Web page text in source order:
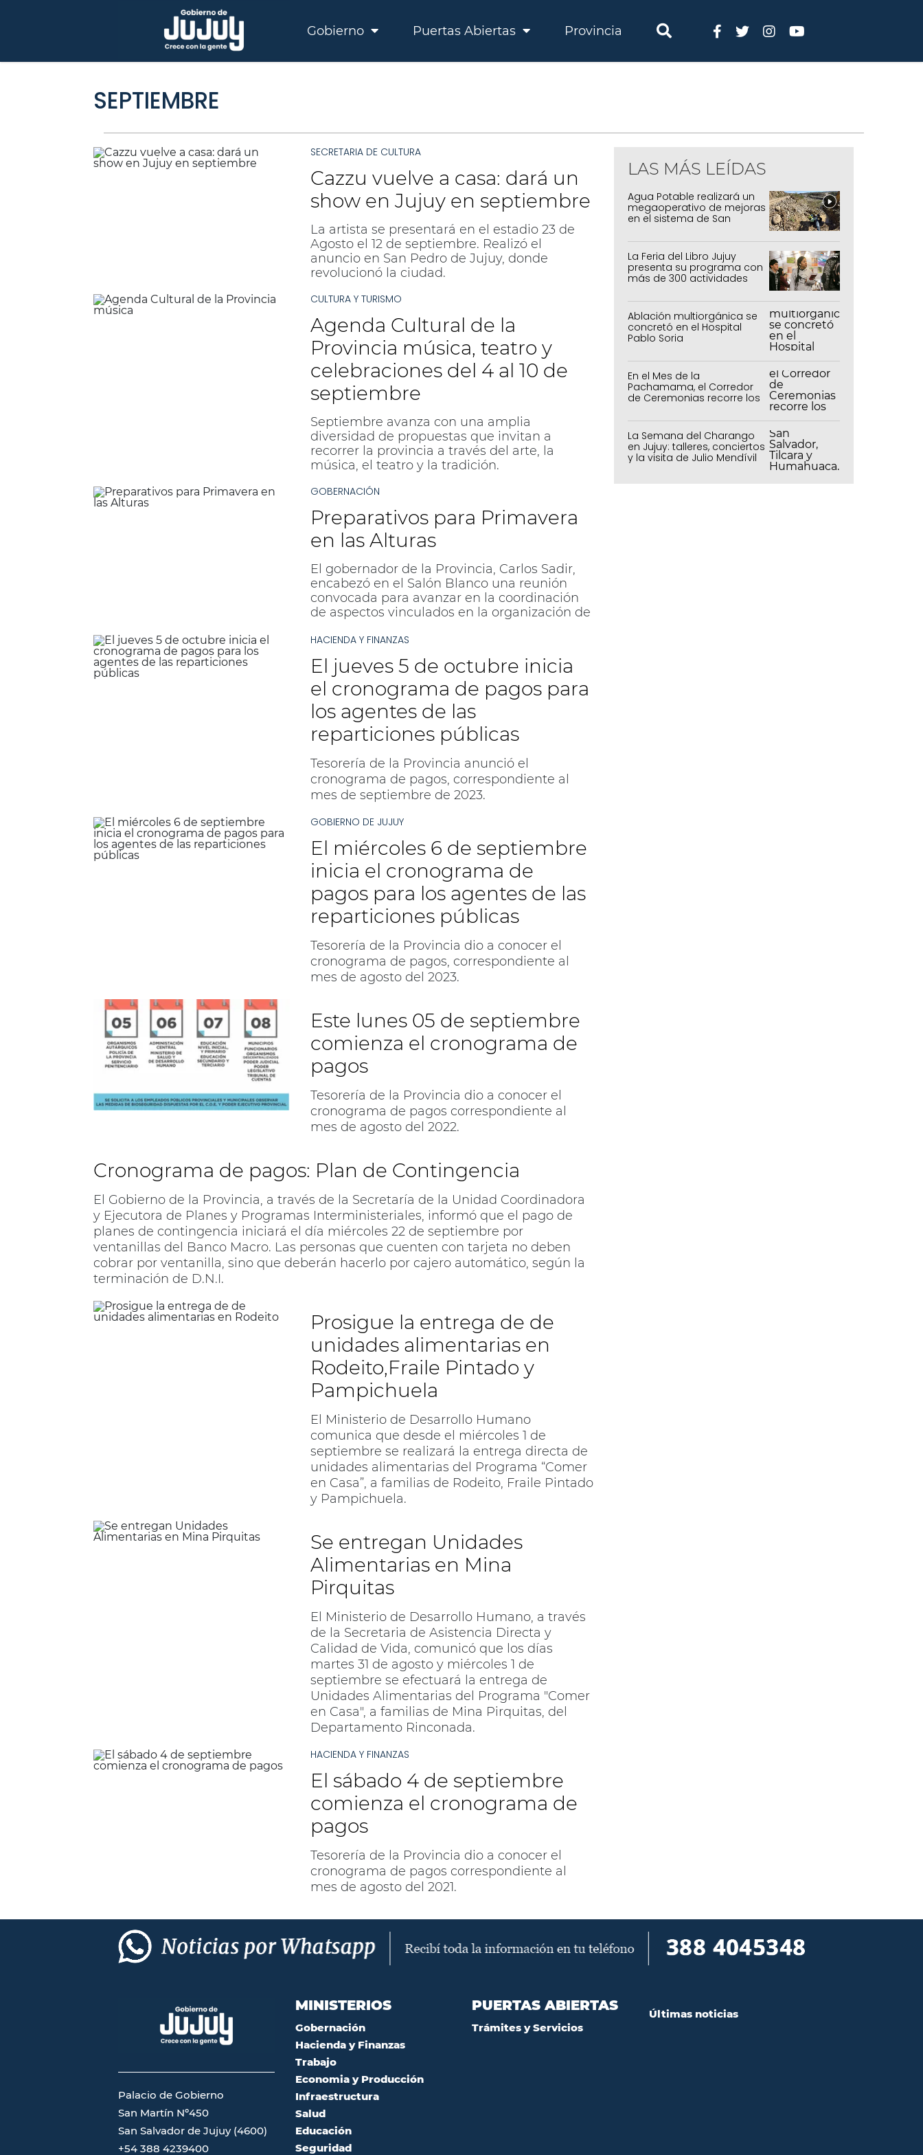
Gobierno Puertas Abiertas Provincia
SEPTIEMBRE
SECRETARIA DE CULTURA
Cazzu vuelve a casa: dará un
show en Jujuy en septiembre
La artista se presentará en el estadio 23 de
Agosto el 12 de septiembre. Realizó el
anuncio en San Pedro de Jujuy, donde
revolucionó la ciudad.
CULTURA Y TURISMO
Agenda Cultural de la
Provincia música, teatro y
celebraciones del 4 al 10 de
septiembre
Septiembre avanza con una amplia
diversidad de propuestas que invitan a
recorrer la provincia a través del arte, la
música, el teatro y la tradición.
GOBERNACIÓN
Preparativos para Primavera
en las Alturas
El gobernador de la Provincia, Carlos Sadir,
encabezó en el Salón Blanco una reunión
convocada para avanzar en la coordinación
de aspectos vinculados en la organización de
Alturas, que se desarrollará en la localidad de
Uquía el próximo 6 de septiembre.
HACIENDA Y FINANZAS
El jueves 5 de octubre inicia
el cronograma de pagos para
los agentes de las
reparticiones públicas
Tesorería de la Provincia anunció el
cronograma de pagos, correspondiente al
mes de septiembre de 2023.
GOBIERNO DE JUJUY
El miércoles 6 de septiembre
inicia el cronograma de
pagos para los agentes de las
reparticiones públicas
Tesorería de la Provincia dio a conocer el
cronograma de pagos, correspondiente al
mes de agosto del 2023.
Este lunes 05 de septiembre
comienza el cronograma de
pagos
Tesorería de la Provincia dio a conocer el
cronograma de pagos correspondiente al
mes de agosto del 2022.
Cronograma de pagos: Plan de Contingencia
El Gobierno de la Provincia, a través de la Secretaría de la Unidad Coordinadora
y Ejecutora de Planes y Programas Interministeriales, informó que el pago de
planes de contingencia iniciará el día miércoles 22 de septiembre por
ventanillas del Banco Macro. Las personas que cuenten con tarjeta no deben
cobrar por ventanilla, sino que deberán hacerlo por cajero automático, según la
terminación de D.N.I.
Prosigue la entrega de de
unidades alimentarias en
Rodeito,Fraile Pintado y
Pampichuela
El Ministerio de Desarrollo Humano
comunica que desde el miércoles 1 de
septiembre se realizará la entrega directa de
unidades alimentarias del Programa “Comer
en Casa”, a familias de Rodeito, Fraile Pintado
y Pampichuela.
Se entregan Unidades
Alimentarias en Mina
Pirquitas
El Ministerio de Desarrollo Humano, a través
de la Secretaria de Asistencia Directa y
Calidad de Vida, comunicó que los días
martes 31 de agosto y miércoles 1 de
septiembre se efectuará la entrega de
Unidades Alimentarias del Programa "Comer
en Casa", a familias de Mina Pirquitas, del
Departamento Rinconada.
HACIENDA Y FINANZAS
El sábado 4 de septiembre
comienza el cronograma de
pagos
Tesorería de la Provincia dio a conocer el
cronograma de pagos correspondiente al
mes de agosto del 2021.
LAS MÁS LEÍDAS
Agua Potable realizará un
megaoperativo de mejoras
en el sistema de San
La Feria del Libro Jujuy
presenta su programa con
más de 300 actividades
Ablación multiorgánica se
concretó en el Hospital
Pablo Soria
En el Mes de la
Pachamama, el Corredor
de Ceremonias recorre los
capital
La Semana del Charango
en Jujuy: talleres, conciertos
y la visita de Julio Mendívil
Palacio de Gobierno
San Martín Nº450
San Salvador de Jujuy (4600)
+54 388 4239400
MINISTERIOS
Gobernación
Hacienda y Finanzas
Trabajo
Economia y Producción
Infraestructura
Salud
Educación
Seguridad
PUERTAS ABIERTAS
Trámites y Servicios
Últimas noticias